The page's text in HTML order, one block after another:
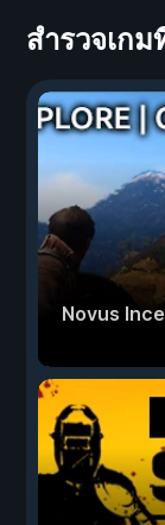
สำรวจเก
Novus